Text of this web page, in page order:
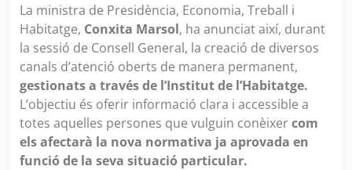
La ministra de Presidència, Economia, Treball i
Habitatge, Conxita Marsol, ha anunciat així, durant
la sessió de Consell General, la creació de diversos
canals d’atenció oberts de manera permanent,
gestionats a través de l’Institut de l’Habitatge.
L’objectiu és oferir informació clara i accessible a
totes aquelles persones que vulguin conèixercom
els afectarà la nova normativa ja aprovada en
funció de la seva situació particular.